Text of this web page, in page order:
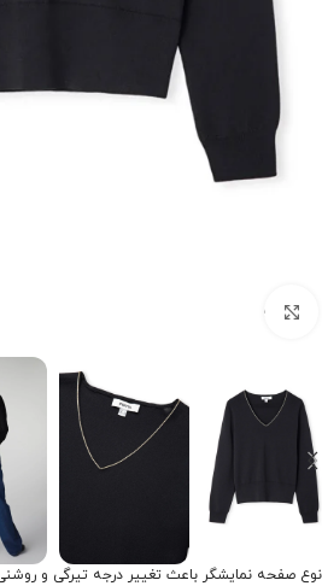
برای بزرگنمایی کلیک کنید
نوع صفحه نمایشگر باعث تغییر درجه تیرگی و